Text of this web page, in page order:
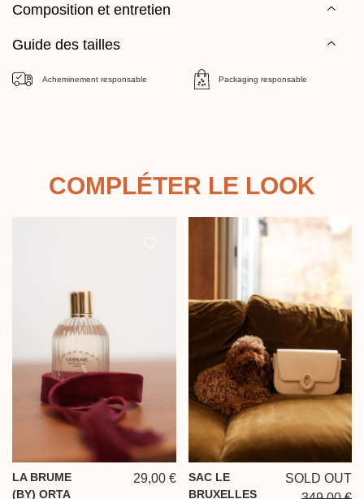
Composition et entretien
Guide des tailles
Acheminement responsable Packaging responsable
COMPLÉTER LE LOOK
LA BRUME
(BY) ORTA
29,00 €
SAC LE
BRUXELLES
SOLD OUT